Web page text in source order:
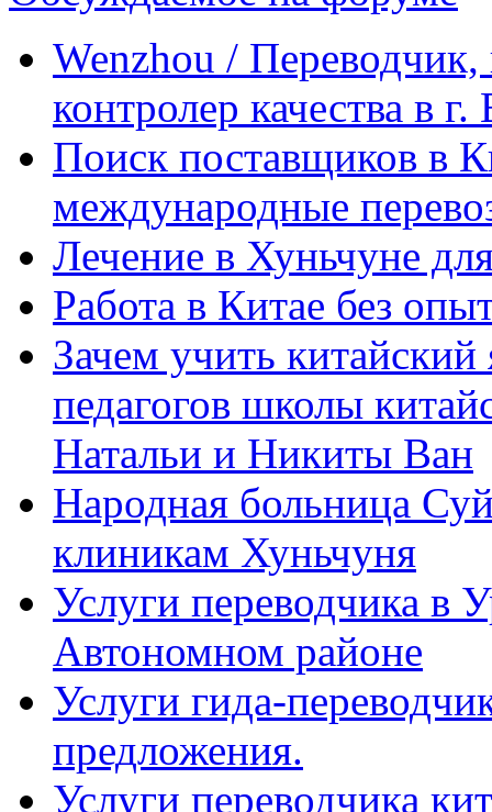
Wenzhou / Переводчик,
контролер качества в
Поиск поставщиков в
международные
Лечение в Хуньчуне
Работа в Китае без
Зачем учить
педагогов школы
Натальи и Никиты Ван
Народная больница
клиникам Хуньчуня
Услуги переводчика в
Автономном районе
Услуги гида-
предложения.
Услуги переводчика